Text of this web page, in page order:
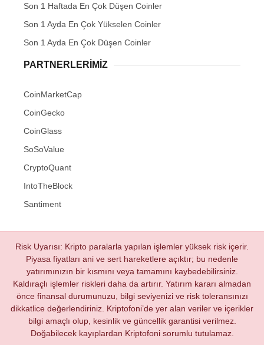
Son 1 Haftada En Çok Düşen Coinler
Son 1 Ayda En Çok Yükselen Coinler
Son 1 Ayda En Çok Düşen Coinler
PARTNERLERIMIZ
CoinMarketCap
CoinGecko
CoinGlass
SoSoValue
CryptoQuant
IntoTheBlock
Santiment
Risk Uyarısı: Kripto paralarla yapılan işlemler yüksek risk içerir.
Piyasa fiyatları ani ve sert hareketlere açıktır; bu nedenle
yatırımınızın bir kısmını veya tamamını kaybedebilirsiniz.
Kaldıraçlı işlemler riskleri daha da artırır. Yatırım kararı almadan
önce finansal durumunuzu, bilgi seviyenizi ve risk toleransınızı
dikkatlice değerlendiriniz. Kriptofoni’de yer alan veriler ve içerikler
bilgi amaçlı olup, kesinlik ve güncellik garantisi verilmez.
Doğabilecek kayıplardan Kriptofoni sorumlu tutulamaz.